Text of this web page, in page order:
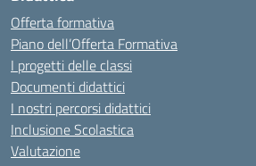
Offerta formativa
Piano dell’Offerta Formativa
I progetti delle classi
Documenti didattici
I nostri percorsi didattici
Inclusione Scolastica
Valutazione